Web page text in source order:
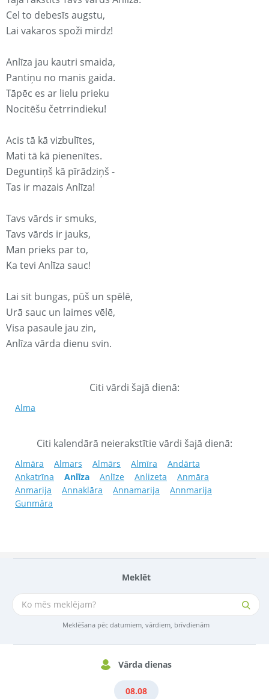
Meklēt
Meklēšana pēc datumiem, vārdiem, brīvdienām
Vārda dienas
08.08
Cel to debesīs augstu,
Lai vakaros spoži mirdz!
Anlīza jau kautri smaida,
Pantiņu no manis gaida.
Tāpēc es ar lielu prieku
Nocitēšu četrrindieku!
Acis tā kā vizbulītes,
Mati tā kā pienenītes.
Deguntiņš kā pīrādziņš -
Tas ir mazais Anlīza!
Tavs vārds ir smuks,
Tavs vārds ir jauks,
Man prieks par to,
Ka tevi Anlīza sauc!
Lai sit bungas, pūš un spēlē,
Urā sauc un laimes vēlē,
Visa pasaule jau zin,
Anlīza vārda dienu svin.
Citi vārdi šajā dienā:
Alma
Citi kalendārā neierakstītie vārdi šajā dienā:
Almāra Almars Almārs Almīra
Andārta
Ankatrīna
Anlīza Anlīze Anlizeta
Anmāra
Anmarija
Annaklāra Annamarija
Annmarija
Gunmāra